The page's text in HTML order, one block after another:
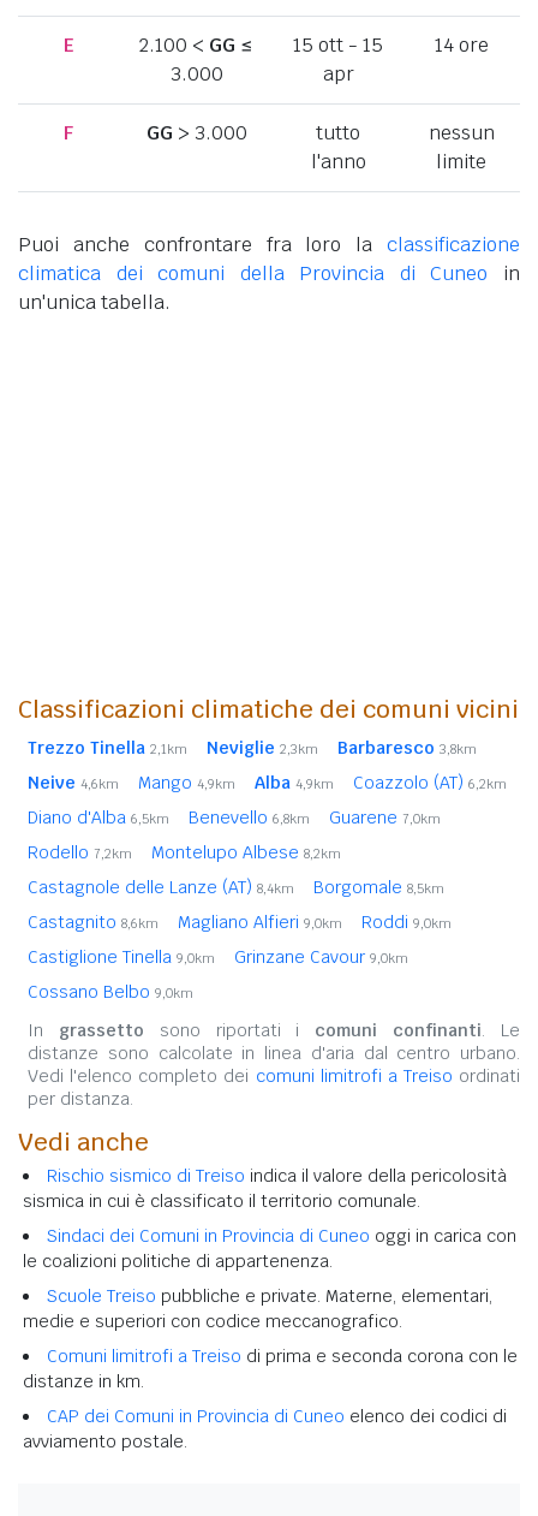
E 2.100 < GG ≤
3.000
15 ott - 15
apr
14 ore
F GG > 3.000
tutto
l'anno
nessun
limite
Puoi anche confrontare fra loro la classificazione
climatica dei comuni della Provincia di Cuneo in
un'unica tabella.
Classificazioni climatiche dei comuni vicini
Trezzo Tinella 2,1km Neviglie 2,3km Barbaresco 3,8km
Neive 4,6km Mango 4,9km Alba 4,9km Coazzolo (AT) 6,2km
Diano d'Alba 6,5km Benevello 6,8km Guarene 7,0km
Rodello 7,2km Montelupo Albese 8,2km
Castagnole delle Lanze (AT) 8,4km Borgomale 8,5km
Castagnito 8,6km Magliano Alfieri 9,0km Roddi 9,0km
Castiglione Tinella 9,0km Grinzane Cavour 9,0km
Cossano Belbo 9,0km
In grassetto sono riportati i comuni confinanti. Le
distanze sono calcolate in linea d'aria dal centro urbano.
Vedi l'elenco completo dei comuni limitrofi a Treiso ordinati
per distanza.
Vedi anche
Rischio sismico di Treiso indica il valore della pericolosità
sismica in cui è classificato il territorio comunale.
Sindaci dei Comuni in Provincia di Cuneo oggi in carica con
le coalizioni politiche di appartenenza.
Scuole Treiso pubbliche e private. Materne, elementari,
medie e superiori con codice meccanografico.
Comuni limitrofi a Treiso di prima e seconda corona con le
distanze in km.
CAP dei Comuni in Provincia di Cuneo elenco dei codici di
avviamento postale.